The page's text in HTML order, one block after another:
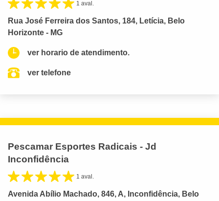
1 aval.
Rua José Ferreira dos Santos, 184, Letícia, Belo
Horizonte - MG
ver horario de atendimento.
ver telefone
Pescamar Esportes Radicais - Jd
Inconfidência
1 aval.
Avenida Abílio Machado, 846, A, Inconfidência, Belo